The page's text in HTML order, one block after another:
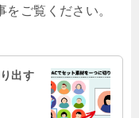
ご覧ください。
出す